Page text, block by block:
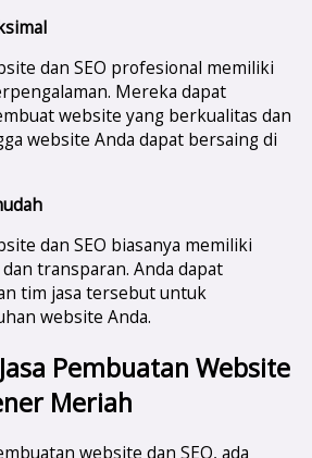
dan SEO profesional memiliki
Mereka dapat
website yang berkualitas dan
website Anda dapat bersaing di
dan SEO biasanya memiliki
transparan. Anda dapat
tim jasa tersebut untuk
website Anda.
Pembuatan Website
Meriah
website dan SEO, ada